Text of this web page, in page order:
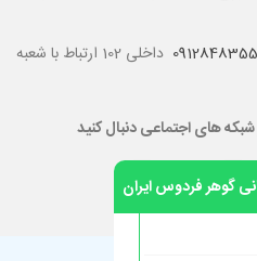
داخلی 102 ارتباط با شعبه
های اجتماعی دنبال کنید
گوهر فردوس ایران